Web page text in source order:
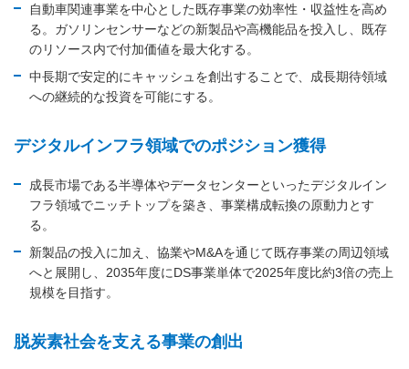
自動車関連事業を中心とした既存事業の効率性・収益性を高め
る。ガソリンセンサーなどの新製品や高機能品を投入し、既存
のリソース内で付加価値を最大化する。
中長期で安定的にキャッシュを創出することで、成長期待領域
への継続的な投資を可能にする。
デジタルインフラ領域でのポジション獲得
成長市場である半導体やデータセンターといったデジタルイン
フラ領域でニッチトップを築き、事業構成転換の原動力とす
る。
新製品の投入に加え、協業やM&Aを通じて既存事業の周辺領域
へと展開し、2035年度にDS事業単体で2025年度比約3倍の売上
規模を目指す。
脱炭素社会を支える事業の創出